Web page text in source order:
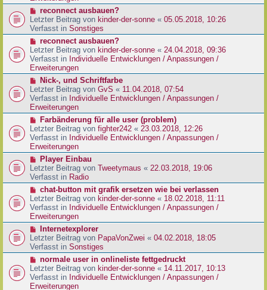
i
r
a
g
r
B
e
i
r
a
g
N
e
u
e
r
B
e
i
r
a
g
reconnect ausbauen?
Letzter Beitrag von kinder-der-sonne « 05.05.2018, 10:26
Verfasst in Sonstiges
N
e
u
e
r
B
e
i
t
a
g
reconnect ausbauen?
Letzter Beitrag von kinder-der-sonne « 24.04.2018, 09:36
Verfasst in Individuelle Entwicklungen / Anpassungen /
Erweiterungen
N
e
u
e
r
B
e
i
t
a
g
Nick-, und Schriftfarbe
Letzter Beitrag von GvS « 11.04.2018, 07:54
Verfasst in Individuelle Entwicklungen / Anpassungen /
Erweiterungen
N
e
u
e
r
B
e
i
r
a
g
Farbänderung für alle user (problem)
Letzter Beitrag von fighter242 « 23.03.2018, 12:26
Verfasst in Individuelle Entwicklungen / Anpassungen /
Erweiterungen
N
e
u
e
r
B
e
i
r
a
g
Player Einbau
Letzter Beitrag von Tweetymaus « 22.03.2018, 19:06
Verfasst in Radio
N
e
u
e
r
B
e
i
r
a
g
chat-button mit grafik ersetzen wie bei verlassen
Letzter Beitrag von kinder-der-sonne « 18.02.2018, 11:11
Verfasst in Individuelle Entwicklungen / Anpassungen /
Erweiterungen
N
e
u
e
r
B
e
Internetexplorer
Letzter Beitrag von PapaVonZwei « 04.02.2018, 18:05
Verfasst in Sonstiges
N
e
u
e
normale user in onlineliste fettgedruckt
Letzter Beitrag von kinder-der-sonne « 14.11.2017, 10:13
Verfasst in Individuelle Entwicklungen / Anpassungen /
Erweiterungen